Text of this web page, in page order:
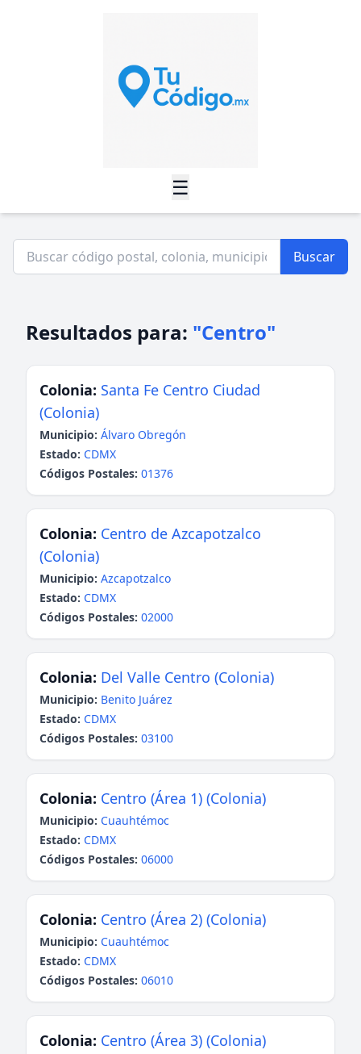
☰
Buscar
Resultados para: "Centro"
Colonia: Santa Fe Centro Ciudad
(Colonia)
Municipio: Álvaro Obregón
Estado: CDMX
Códigos Postales: 01376
Colonia: Centro de Azcapotzalco
(Colonia)
Municipio: Azcapotzalco
Estado: CDMX
Códigos Postales: 02000
Colonia: Del Valle Centro (Colonia)
Municipio: Benito Juárez
Estado: CDMX
Códigos Postales: 03100
Colonia: Centro (Área 1) (Colonia)
Municipio: Cuauhtémoc
Estado: CDMX
Códigos Postales: 06000
Colonia: Centro (Área 2) (Colonia)
Municipio: Cuauhtémoc
Estado: CDMX
Códigos Postales: 06010
Colonia: Centro (Área 3) (Colonia)